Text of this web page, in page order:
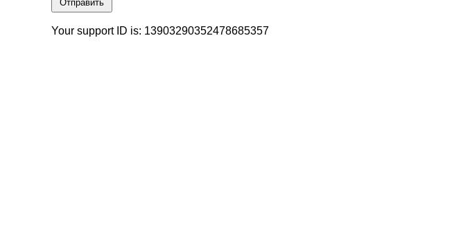
Отправить
Your support ID is: 13903290352478685357